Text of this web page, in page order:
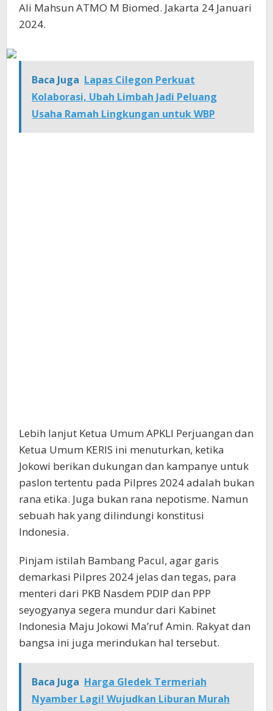
Ali Mahsun ATMO M Biomed. Jakarta 24 Januari
2024.
Baca Juga Lapas Cilegon Perkuat
Kolaborasi, Ubah Limbah Jadi Peluang
Usaha Ramah Lingkungan untuk WBP
Lebih lanjut Ketua Umum APKLI Perjuangan dan
Ketua Umum KERIS ini menuturkan, ketika
Jokowi berikan dukungan dan kampanye untuk
paslon tertentu pada Pilpres 2024 adalah bukan
rana etika. Juga bukan rana nepotisme. Namun
sebuah hak yang dilindungi konstitusi
Indonesia.
Pinjam istilah Bambang Pacul, agar garis
demarkasi Pilpres 2024 jelas dan tegas, para
menteri dari PKB Nasdem PDIP dan PPP
seyogyanya segera mundur dari Kabinet
Indonesia Maju Jokowi Ma’ruf Amin. Rakyat dan
bangsa ini juga merindukan hal tersebut.
Baca Juga Harga Gledek Termeriah
Nyamber Lagi! Wujudkan Liburan Murah